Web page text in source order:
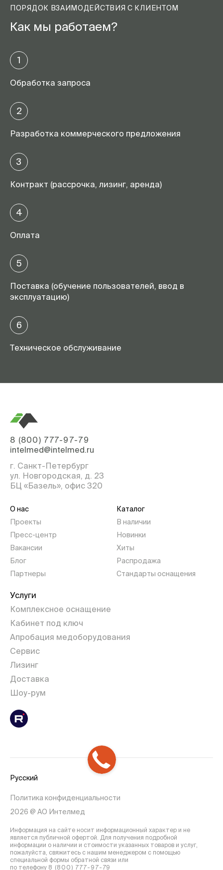
ПОРЯДОК ВЗАИМОДЕЙСТВИЯ С КЛИЕНТОМ
Как мы работаем?
1
Обработка запроса
2
Разработка коммерческого предложения
3
Контракт (рассрочка, лизинг, аренда)
4
Оплата
5
Поставка (обучение пользователей, ввод в
эксплуатацию)
6
Техническое обслуживание
8 (800) 777-97-79
intelmed@intelmed.ru
г. Санкт-Петербург
ул. Новгородская, д. 23
БЦ «Базель», офис 320
О нас
Проекты
Пресс-центр
Вакансии
Блог
Партнеры
Каталог
В наличии
Новинки
Хиты
Распродажа
Стандарты оснащения
Услуги
Комплексное оснащение
Кабинет под ключ
Апробация медоборудования
Сервис
Лизинг
Доставка
Шоу-рум
Русский
Политика конфиденциальности
2026 @ АО Интелмед
Информация на сайте носит информационный характер и не
является публичной офертой. Для получения подробной
информации о наличии и стоимости указанных товаров и услуг,
пожалуйста, свяжитесь с нашим менеджером с помощью
специальной формы обратной связи или
по телефону 8 (800) 777-97-79